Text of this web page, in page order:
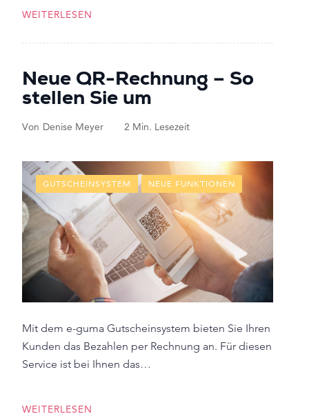
WEITERLESEN
Neue QR-Rechnung – So
stellen Sie um
Von Denise Meyer 2 Min. Lesezeit
GUTSCHEINSYSTEM NEUE FUNKTIONEN
Mit dem e-guma Gutscheinsystem bieten Sie Ihren
Kunden das Bezahlen per Rechnung an. Für diesen
Service ist bei Ihnen das…
WEITERLESEN